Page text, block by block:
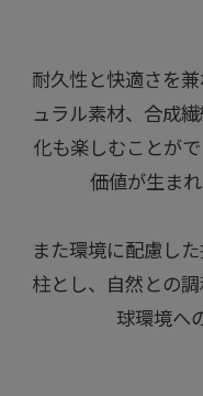
耐久性と快適さを
ュラル素材、合成
化も楽しむことが
価値が生まれ
また環境に配慮し
柱とし、自然との
球環境へ